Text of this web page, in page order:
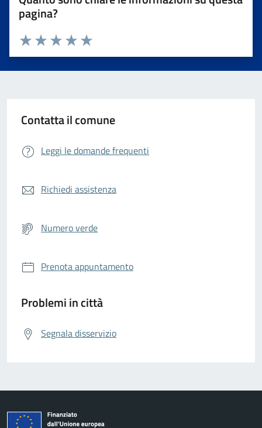
pagina?
Valuta da 1 a 5 stelle la pagina
Valuta 5 stelle su 5
Valuta 4 stelle su 5
Valuta 3 stelle su 5
Valuta 2 stelle su 5
Valuta 1 stelle su 5
Contatta il comune
Leggi le domande frequenti
Richiedi assistenza
Numero verde
Prenota appuntamento
Problemi in città
Segnala disservizio